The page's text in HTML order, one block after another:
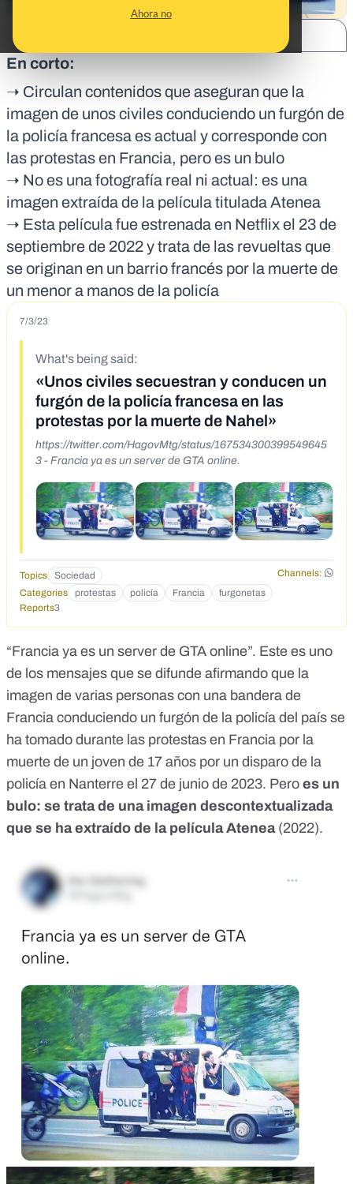
Ahora no
En corto:
➝ Circulan contenidos que aseguran que la
imagen de unos civiles conduciendo un furgón de
la policía francesa es actual y corresponde con
las protestas en Francia, pero es un bulo
➝ No es una fotografía real ni actual: es una
imagen extraída de la película titulada Atenea
➝ Esta película fue estrenada en Netflix el 23 de
septiembre de 2022 y trata de las revueltas que
se originan en un barrio francés por la muerte de
un menor a manos de la policía
7/3/23
What's being said:
«Unos civiles secuestran y conducen un
furgón de la policía francesa en las
protestas por la muerte de Nahel»
https://twitter.com/HagovMtg/status/167534300399549645
3 - Francia ya es un server de GTA online.
Topics Sociedad
Channels:
Categories
protestas policía Francia
furgonetas
Reports3
“Francia ya es un server de GTA online”. Este es uno
de los mensajes que se difunde afirmando que la
imagen de varias personas con una bandera de
Francia conduciendo un furgón de la policía del país se
ha tomado durante las protestas en Francia por la
muerte de un joven de 17 años por un disparo de la
policía en Nanterre el 27 de junio de 2023. Pero es un
bulo: se trata de una imagen descontextualizada
que se ha extraído de la película Atenea(2022).